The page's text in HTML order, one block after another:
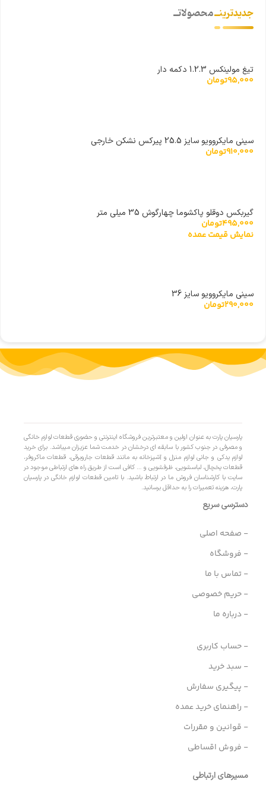
جدیدترینــمحصولاتــ
تیغ مولینکس 1.2.3 دکمه دار
95,000تومان
سینی مایکروویو سایز 25.5 پیرکس نشکن خارجی
910,000تومان
گیربکس دوقلو پاکشوما چهارگوش 35 میلی متر
495,000تومان
نمایش قیمت عمده
سینی مایکروویو سایز 36
290,000تومان
پارسیان پارت به عنوان اولین و معتبرترین فروشگاه اینترنتی و حضوری قطعات لوازم خانگی
و مصرفی در جنوب کشور با سابقه ای درخشان در خدمت شما عزیزان میباشد. برای خرید
لوازم یدکی و جانی لوازم منزل و آشپزخانه به مانند قطعات جاروبرقی، قطعات ماکروفر،
قطعات یخچال، لباسشویی، ظرفشویی و … کافی است از طریق راه های ارتباطی موجود در
سایت با کارشناسان فروش ما در ارتباط باشید. با تامین قطعات لوازم خانگی در پارسیان
پارت، هزینه تعمیرات را به حداقل برسانید.
دسترسی سریع
- صفحه اصلی
- فروشگاه
- تماس با ما
- حریم خصوصی
- درباره ما
- حساب کاربری
- سبد خرید
- پیگیری سفارش
- راهنمای خرید عمده
- قوانین و مقررات
- فروش اقساطی
مسیرهای ارتباطی